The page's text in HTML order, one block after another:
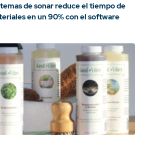
de sonar reduce el tiempo de
en un 90% con el software